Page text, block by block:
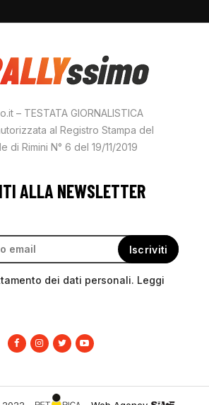
– TESTATA GIORNALISTICA
al Registro Stampa del
di Rimini N° 6 del 19/11/2019
ALLA NEWSLETTER
dei dati personali. Leggi